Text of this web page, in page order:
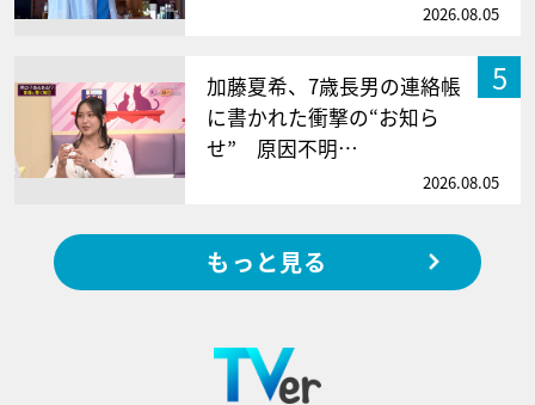
2026.08.05
5
加藤夏希、7歳長男の連絡帳
に書かれた衝撃の“お知ら
せ” 原因不明…
2026.08.05
もっと見る